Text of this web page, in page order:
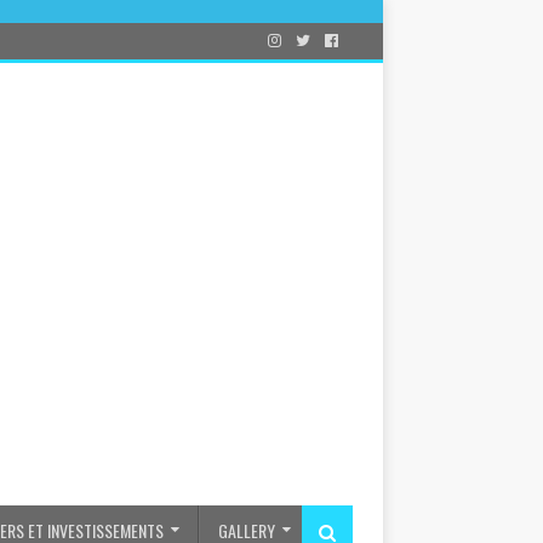
ET INVESTISSEMENTS GALLERY